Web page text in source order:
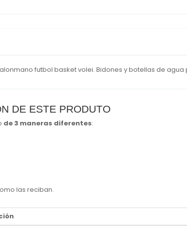
futbol basket volei. Bidones y botellas de
DE ESTE PRODUTO
de 3 maneras diferentes:
las reciban.